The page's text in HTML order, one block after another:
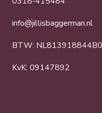
info@jillisbaggerman.nl
BTW:
KvK: 09147892